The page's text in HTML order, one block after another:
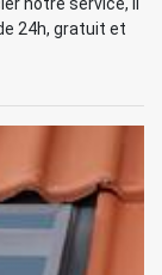
24h, gratuit et